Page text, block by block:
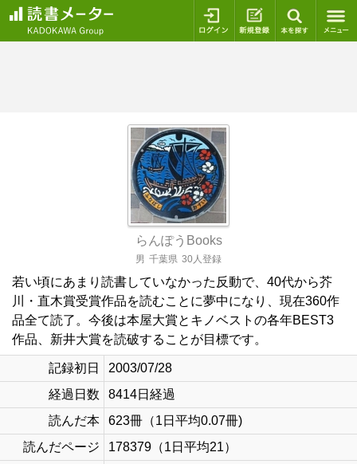
ログイン 新規登録
らんぽうBooks
男 千葉県 30人登録
若い頃にあまり読書していなかった反動で、40代から芥
川・直木賞受賞作品を読むことに夢中になり、現在360作
品全て読了。今後は本屋大賞とキノベストの各年BEST3
作品、新井大賞を読破することが目標です。
記録初日
2003/07/28
経過日数
8414日経過
読んだ本
623冊（1日平均0.07冊)
読んだページ
178379（1日平均21）